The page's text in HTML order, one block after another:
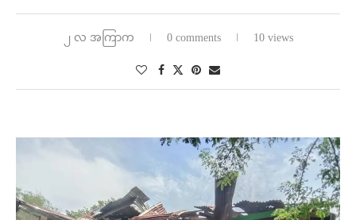
၂ လ အကြာက 0 comments 10 views